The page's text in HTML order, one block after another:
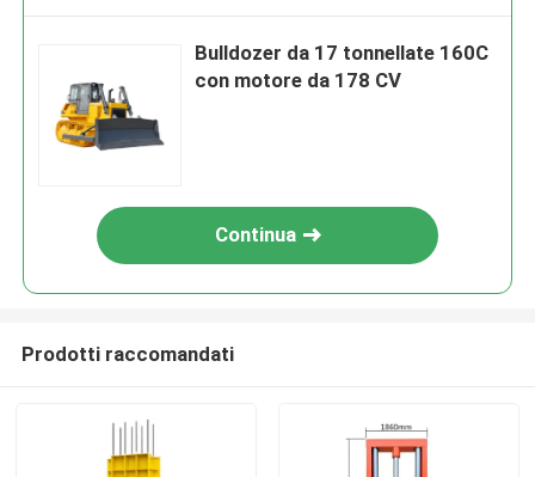
Bulldozer da 17 tonnellate 160C
con motore da 178 CV
Continua
Prodotti raccomandati